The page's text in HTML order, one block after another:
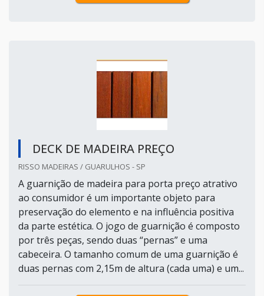
DECK DE MADEIRA PREÇO
RISSO MADEIRAS / GUARULHOS - SP
A guarnição de madeira para porta preço atrativo
ao consumidor é um importante objeto para
preservação do elemento e na influência positiva
da parte estética. O jogo de guarnição é composto
por três peças, sendo duas “pernas” e uma
cabeceira. O tamanho comum de uma guarnição é
duas pernas com 2,15m de altura (cada uma) e um...